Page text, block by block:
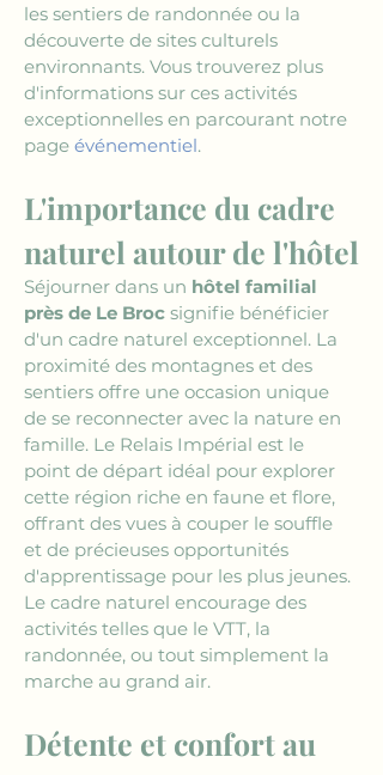
les sentiers de randonnée ou la
découverte de sites culturels
environnants. Vous trouverez plus
d'informations sur ces activités
exceptionnelles en parcourant notre
page événementiel.
L'importance du cadre
naturel autour de l'hôtel
Séjourner dans un hôtel familial
près de Le Broc signifie bénéficier
d'un cadre naturel exceptionnel. La
proximité des montagnes et des
sentiers offre une occasion unique
de se reconnecter avec la nature en
famille. Le Relais Impérial est le
point de départ idéal pour explorer
cette région riche en faune et flore,
offrant des vues à couper le souffle
et de précieuses opportunités
d'apprentissage pour les plus jeunes.
Le cadre naturel encourage des
activités telles que le VTT, la
randonnée, ou tout simplement la
marche au grand air.
Détente et confort au